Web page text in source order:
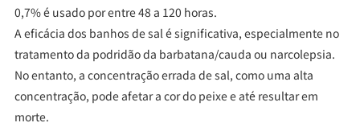
0,7% é usado por entre 48 a 120 horas.
A eficácia dos banhos de sal é significativa, especialmente no
tratamento da podridão da barbatana/cauda ou narcolepsia.
No entanto, a concentração errada de sal, como uma alta
concentração, pode afetar a cor do peixe e até resultar em
morte.